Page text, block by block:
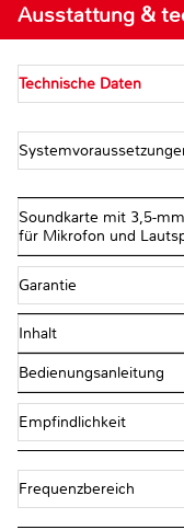
Ausstattung &
Technische Daten
Soundkarte mit 3,5-
für Mikrofon und
Garantie
Inhalt
Bedienungsanleitung
Empfindlichkeit
Frequenzbereich